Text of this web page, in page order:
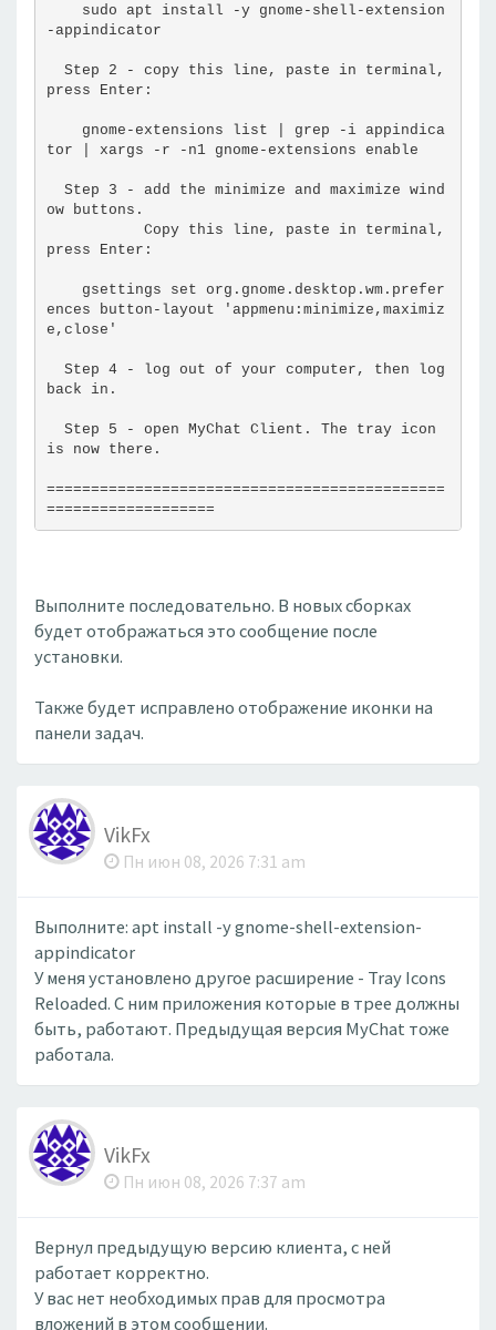
sudo apt install -y gnome-shell-extension
-appindicator
Step 2 - copy this line, paste in terminal,
press Enter:
gnome-extensions list | grep -i appindica
tor | xargs -r -n1 gnome-extensions enable
Step 3 - add the minimize and maximize wind
ow buttons.
Copy this line, paste in terminal,
press Enter:
gsettings set org.gnome.desktop.wm.prefer
ences button-layout 'appmenu:minimize,maximiz
e,close'
Step 4 - log out of your computer, then log
back in.
Step 5 - open MyChat Client. The tray icon
is now there.
=============================================
===================
Выполните последовательно. В новых сборках
будет отображаться это сообщение после
установки.
Также будет исправлено отображение иконки на
панели задач.
VikFx
Пн июн 08, 2026 7:31 am
Выполните: apt install -y gnome-shell-extension-
appindicator
У меня установлено другое расширение - Tray Icons
Reloaded. С ним приложения которые в трее должны
быть, работают. Предыдущая версия MyChat тоже
работала.
VikFx
Пн июн 08, 2026 7:37 am
Вернул предыдущую версию клиента, с ней
работает корректно.
У вас нет необходимых прав для просмотра
вложений в этом сообщении.